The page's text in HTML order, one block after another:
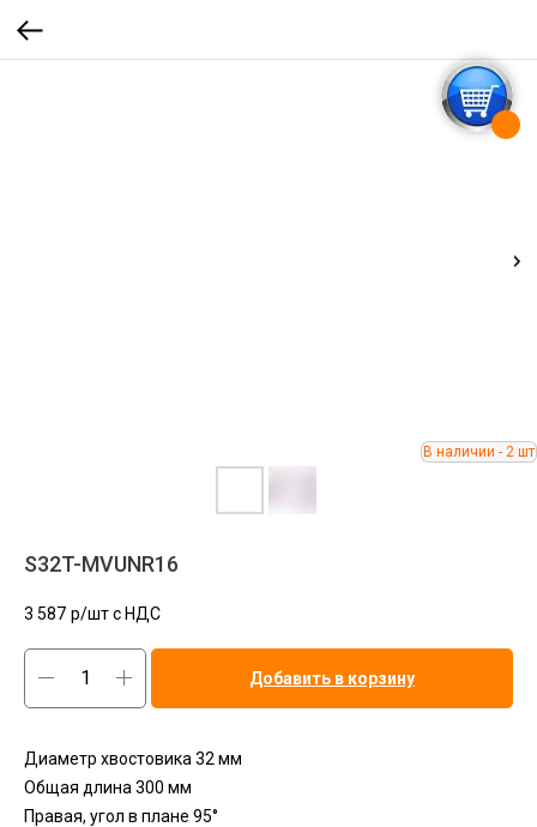
S32T-MVUNR16
3 587 р/шт c НДС
Добавить в корзину
Диаметр хвостовика 32 мм
Общая длина 300 мм
Правая, угол в плане 95°